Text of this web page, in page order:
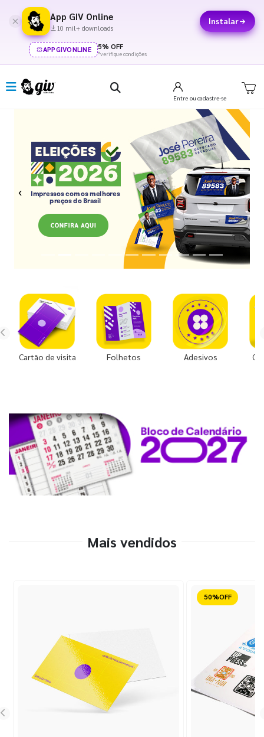
App GIV Online
10 mil+ downloads
Instalar
APPGIVONLINE 5% OFF
*verifique condições
Entre ou cadastre-se
Previous Next
Cartão de visita Folhetos Adesivos
Mais vendidos
Reduzido